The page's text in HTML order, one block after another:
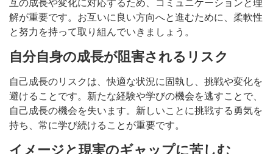
互の成長や変化に対応するため、コミュニケーションと理
解が重要です。お互いに良い方向へと進むために、柔軟性
と努力を持って取り組んでいきましょう。
自分自身の成長が阻害されるリスク
自己成長のリスクは、快適な状況に固執し、挑戦や変化を
避けることです。新たな経験や学びの機会を逃すことで、
自己成長の機会を失います。新しいことに挑戦する勇気を
持ち、常に学び続けることが重要です。
イメージと現実のギャップに苦しむ